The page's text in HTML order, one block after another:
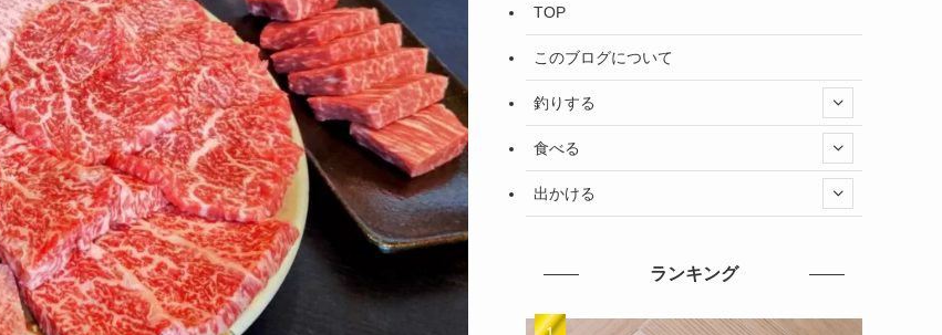
TOP
このブログについて
釣りする
食べる
出かける
ランキング